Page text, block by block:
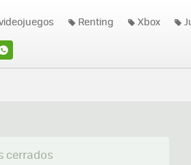
Renting Xbox
cerrados